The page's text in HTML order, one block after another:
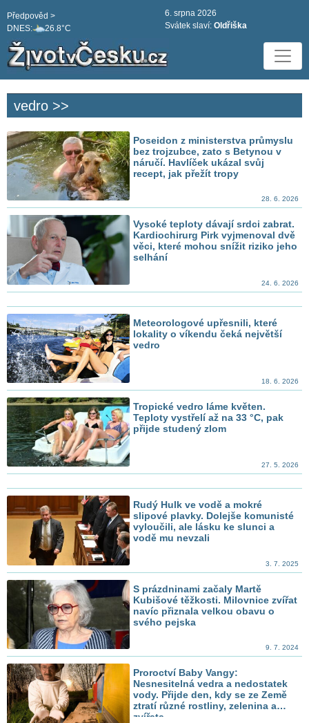
DNES: 26.8°C
Předpověd >
6. srpna 2026
Svátek slaví: Oldřiška
vedro >>
Poseidon z ministerstva průmyslu
bez trojzubce, zato s Betynou v
náručí. Havlíček ukázal svůj
recept, jak přežít tropy
28. 6. 2026
Vysoké teploty dávají srdci zabrat.
Kardiochirurg Pirk vyjmenoval dvě
věci, které mohou snížit riziko jeho
selhání
24. 6. 2026
Meteorologové upřesnili, které
lokality o víkendu čeká největší
vedro
18. 6. 2026
Tropické vedro láme květen.
Teploty vystřelí až na 33 °C, pak
přijde studený zlom
27. 5. 2026
Rudý Hulk ve vodě a mokré
slipové plavky. Dolejše komunisté
vyloučili, ale lásku ke slunci a
vodě mu nevzali
3. 7. 2025
S prázdninami začaly Martě
Kubišové těžkosti. Milovnice zvířat
navíc přiznala velkou obavu o
svého pejska
9. 7. 2024
Proroctví Baby Vangy:
Nesnesitelná vedra a nedostatek
vody. Přijde den, kdy se ze Země
ztratí různé rostliny, zelenina a
zvířata